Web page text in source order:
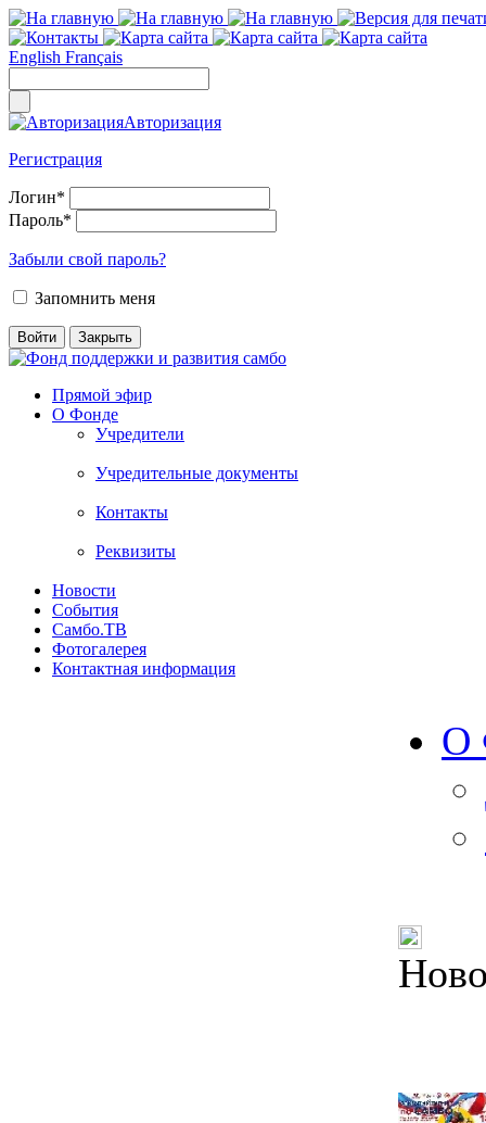
English Français
Авторизация
Регистрация
Логин*
Пароль*
Забыли свой пароль?
Запомнить меня
Прямой эфир
О Фонде
Учредители
Учредительные документы
Контакты
Реквизиты
Новости
События
Самбо.ТВ
Фотогалерея
Контактная информация
О